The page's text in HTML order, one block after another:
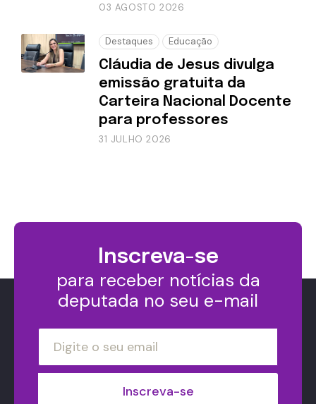
03 AGOSTO 2026
Destaques Educação
Cláudia de Jesus divulga
emissão gratuita da
Carteira Nacional Docente
para professores
31 JULHO 2026
Inscreva-se
para receber notícias da
deputada no seu e-mail